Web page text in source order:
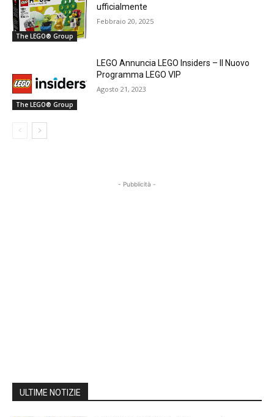
The LEGO® Group
ufficialmente
Febbraio 20, 2025
The LEGO® Group
LEGO Annuncia LEGO Insiders – Il Nuovo
Programma LEGO VIP
Agosto 21, 2023
- Pubblicità -
ULTIME NOTIZIE